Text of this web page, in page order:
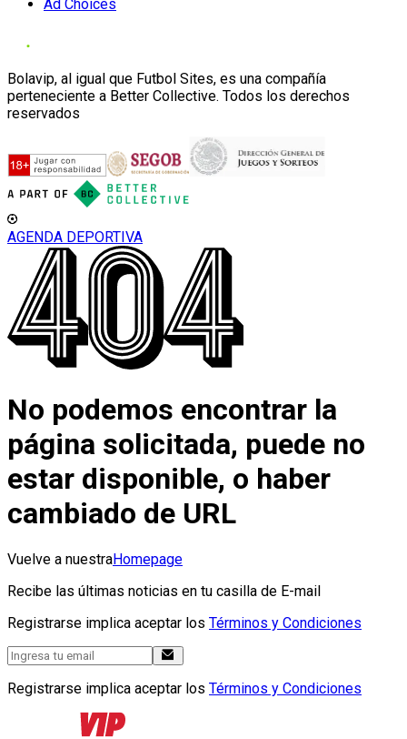
Ad Choices
Bolavip, al igual que Futbol Sites, es una compañía
perteneciente a Better Collective. Todos los derechos
reservados
AGENDA DEPORTIVA
No podemos encontrar la
página solicitada, puede no
estar disponible, o haber
cambiado de URL
Vuelve a nuestraHomepage
Recibe las últimas noticias en tu casilla de E-mail
Registrarse implica aceptar los Términos y Condiciones
Registrarse implica aceptar los Términos y Condiciones